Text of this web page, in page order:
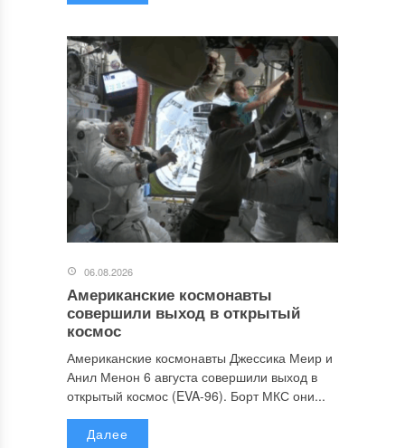
06.08.2026
Американские космонавты
совершили выход в открытый
космос
Американские космонавты Джессика Меир и
Анил Менон 6 августа совершили выход в
открытый космос (EVA-96). Борт МКС они...
Далее